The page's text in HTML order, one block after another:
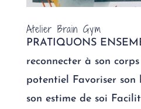
Atelier Brain Gym
PRATIQUONS
reconnecter à son
potentiel Favoriser son
son estime de soi